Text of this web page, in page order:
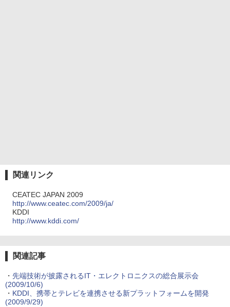
関連リンク
CEATEC JAPAN 2009
http://www.ceatec.com/2009/ja/
KDDI
http://www.kddi.com/
関連記事
・ 先端技術が披露されるIT・エレクトロニクスの総合展示会
(2009/10/6)
・ KDDI、携帯とテレビを連携させる新プラットフォームを開発
(2009/9/29)